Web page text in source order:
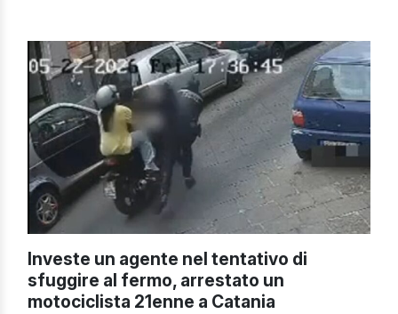
Investe un agente nel tentativo di
sfuggire al fermo, arrestato un
motociclista 21enne a Catania